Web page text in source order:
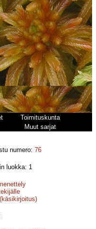
Toimituskunta
Muut sarjat
numero:76
luokka: 1